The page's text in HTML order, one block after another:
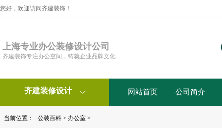
您好，欢迎访问齐建装饰！
上海专业办公装修设计公司
齐建装饰专注办公空间，铸就企业品牌文化
齐建装修设计  网站首页 公司简介
当前位置： 公装百科 > 办公室 >